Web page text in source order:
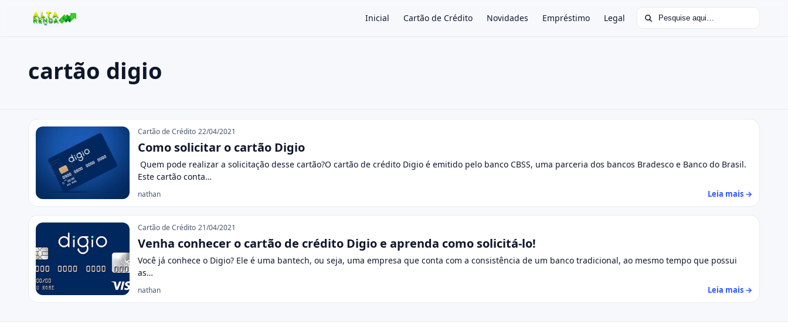
Inicial Cartão de Crédito Novidades Empréstimo Legal Buscar por:
Buscar no site
Pressione Enter para buscar ou ESC para fechar.
cartão digio
cartão digio Cartão de Crédito 22/04/2021
Como solicitar o cartão Digio
Quem pode realizar a solicitação desse cartão?O cartão de crédito Digio é emitido pelo banco CBSS, uma parceria dos bancos Bradesco e Banco do Brasil.
Este cartão conta…
nathan Leia mais →
Cartão de Crédito 21/04/2021
Venha conhecer o cartão de crédito Digio e aprenda como solicitá-lo!
Você já conhece o Digio? Ele é uma bantech, ou seja, uma empresa que conta com a consistência de um banco tradicional, ao mesmo tempo que possui
as…
nathan Leia mais →